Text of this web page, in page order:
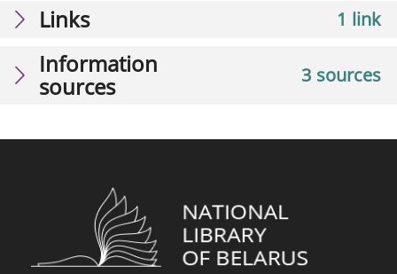
1 link
Links
3 sources
Information
sources